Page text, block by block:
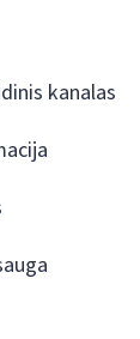
kanalas